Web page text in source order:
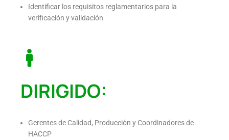
Identificar los requisitos reglamentarios para la
verificación y validación
DIRIGIDO:
Gerentes de Calidad, Producción y Coordinadores de
HACCP